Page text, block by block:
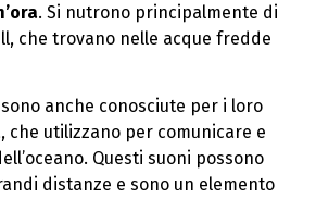
. Si nutrono principalmente di
che trovano nelle acque fredde
anche conosciute per i loro
che utilizzano per comunicare e
Questi suoni possono
distanze e sono un elemento